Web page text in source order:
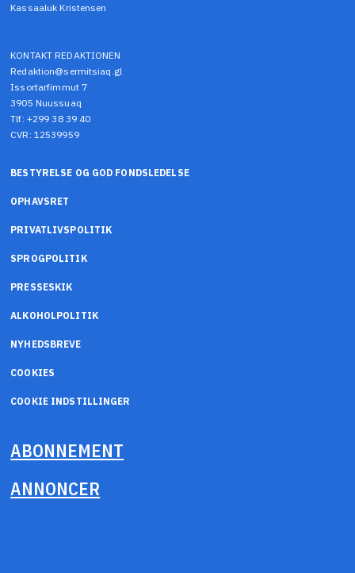
Kassaaluk Kristensen
KONTAKT REDAKTIONEN
Redaktion@sermitsiaq.gl
Issortarfimmut 7
3905 Nuussuaq
Tlf: +299 38 39 40
CVR: 12539959
BESTYRELSE OG GOD FONDSLEDELSE
OPHAVSRET
PRIVATLIVSPOLITIK
SPROGPOLITIK
PRESSESKIK
ALKOHOLPOLITIK
NYHEDSBREVE
COOKIES
COOKIE INDSTILLINGER
ABONNEMENT
ANNONCER